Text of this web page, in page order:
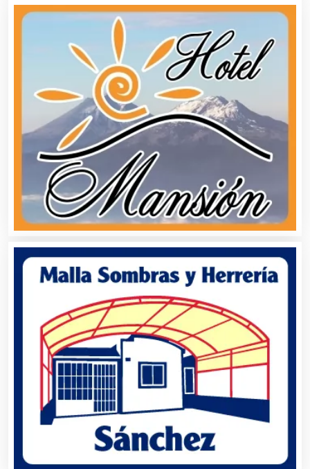
Agricultura y Ganadería
Agua Purificada
Aire Acondicionado
Alarmas
Albercas
Alimentos
Almacenaje
Alquiler de Autos